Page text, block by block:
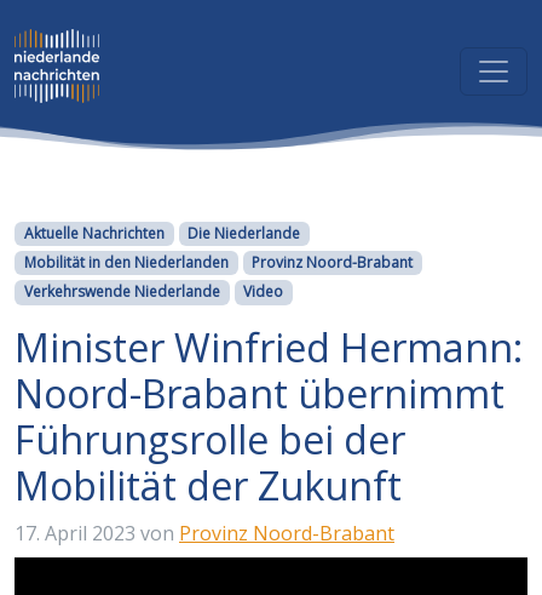
Kategorien
Aktuelle Nachrichten
Die Niederlande
Mobilität in den Niederlanden
Provinz Noord-Brabant
Verkehrswende Niederlande
Video
Minister Winfried Hermann:
Noord-Brabant übernimmt
Führungsrolle bei der
Mobilität der Zukunft
17. April 2023 von Provinz Noord-Brabant